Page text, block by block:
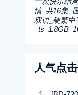
人气点击